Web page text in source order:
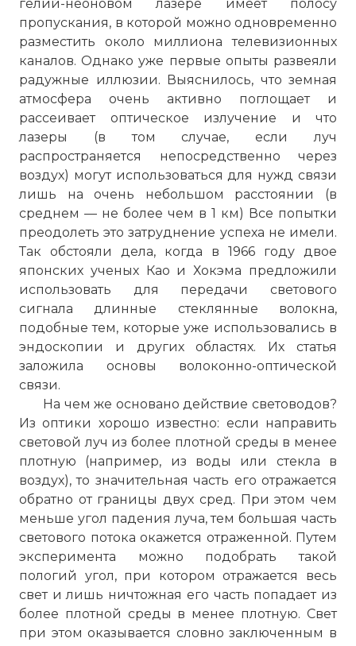
гелий-неоновом лазере имеет полосу
пропускания, в которой можно одновременно
разместить около миллиона телевизионных
каналов. Однако уже первые опыты развеяли
радужные иллюзии. Выяснилось, что земная
атмосфера очень активно поглощает и
рассеивает оптическое излучение и что
лазеры (в том случае, если луч
распространяется непосредственно через
воздух) могут использоваться для нужд связи
лишь на очень небольшом расстоянии (в
среднем — не более чем в 1 км) Все попытки
преодолеть это затруднение успеха не имели.
Так обстояли дела, когда в 1966 году двое
японских ученых Као и Хокэма предложили
использовать для передачи светового
сигнала длинные стеклянные волокна,
подобные тем, которые уже использовались в
эндоскопии и других областях. Их статья
заложила основы волоконно-оптической
связи.
На чем же основано действие световодов?
Из оптики хорошо известно: если направить
световой луч из более плотной среды в менее
плотную (например, из воды или стекла в
воздух), то значительная часть его отражается
обратно от границы двух сред. При этом чем
меньше угол падения луча, тем большая часть
светового потока окажется отраженной. Путем
эксперимента можно подобрать такой
пологий угол, при котором отражается весь
свет и лишь ничтожная его часть попадает из
более плотной среды в менее плотную. Свет
при этом оказывается словно заключенным в